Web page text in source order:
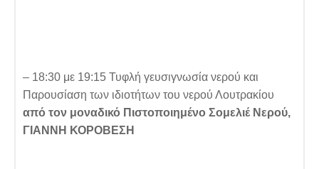
– 18:30 με 19:15 Τυφλή γευσιγνωσία νερού και
Παρουσίαση των ιδιοτήτων του νερού Λουτρακίου
από τον μοναδικό Πιστοποιημένο Σομελιέ Νερού,
ΓΙΑΝΝΗ ΚΟΡΟΒΕΣΗ